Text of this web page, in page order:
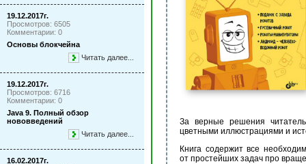
19.12.2017г.
Просмотров: 6505
Комментарии: 0
Основы блокчейна
Читать далее...
19.12.2017г.
Просмотров: 6716
Комментарии: 0
Java 9. Полный обзор
нововведений
Читать далее...
16.02.2017г.
За верные решения
цветными иллюстрациями и
Книга содержит все
от простейших задач про